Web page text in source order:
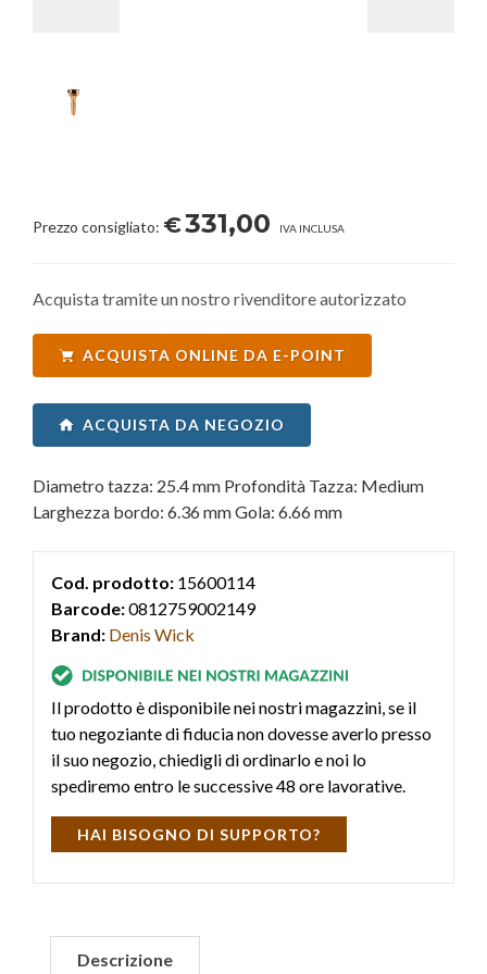
Prezzo consigliato: €331,00 IVA INCLUSA
Acquista tramite un nostro rivenditore autorizzato
ACQUISTA ONLINE DA E-POINT
ACQUISTA DA NEGOZIO
Diametro tazza: 25.4 mm Profondità Tazza: Medium
Larghezza bordo: 6.36 mm Gola: 6.66 mm
Cod. prodotto: 15600114
Barcode:0812759002149
Brand: Denis Wick
Il prodotto è disponibile nei nostri magazzini, se il
tuo negoziante di fiducia non dovesse averlo presso
il suo negozio, chiedigli di ordinarlo e noi lo
spediremo entro le successive 48 ore lavorative.
HAI BISOGNO DI SUPPORTO?
Descrizione